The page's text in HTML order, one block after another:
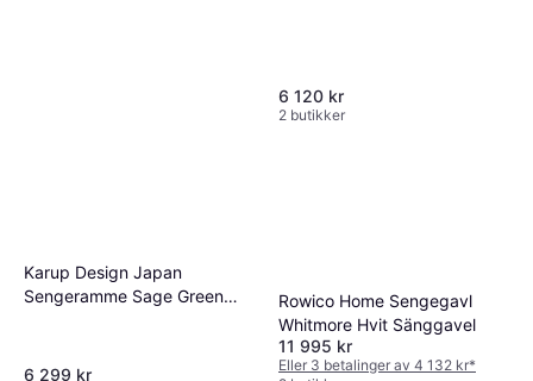
Carpe Diem Wenge Sängben
13cm
6 120 kr
2 butikker
Karup Design Japan
Sengeramme Sage Green
6 299 kr
Rowico Home Sengegavl
Whitmore Hvit Sänggavel
11 995 kr
Eller 3 betalinger av 4 132 kr*